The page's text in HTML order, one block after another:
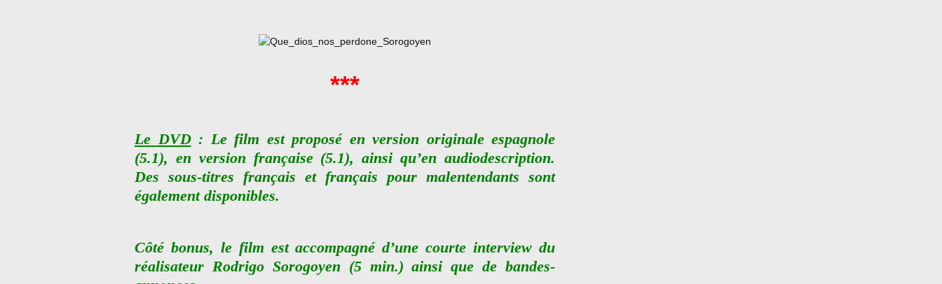
***
Le DVD: Le film est proposé en version originale espagnole
(5.1), en version française (5.1), ainsi qu’en audiodescription.
Des sous-titres français et français pour malentendants sont
également disponibles.
Côté bonus, le film est accompagné d’une courte interview du
réalisateur Rodrigo Sorogoyen (5 min.) ainsi que de bandes-